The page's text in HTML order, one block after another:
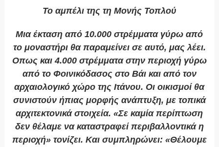
Το αμπέλι της τη Μονής Τοπλού
Μια έκταση από 10.000 στρέμματα γύρω από
το μοναστήρι θα παραμείνει σε αυτό, μας λέει.
Οπως και 4.000 στρέμματα στην περιοχή γύρω
από το Φοινικόδασος στο Βάι και από τον
αρχαιολογικό χώρο της Ιτάνου. Οι οικισμοί θα
συνιστούν ήπιας μορφής ανάπτυξη, με τοπικά
αρχιτεκτονικά στοιχεία. «Σε καμία περίπτωση
δεν θέλαμε να καταστραφεί περιβαλλοντικά η
περιοχή» τονίζει. Και συμπληρώνει: «Θέλουμε